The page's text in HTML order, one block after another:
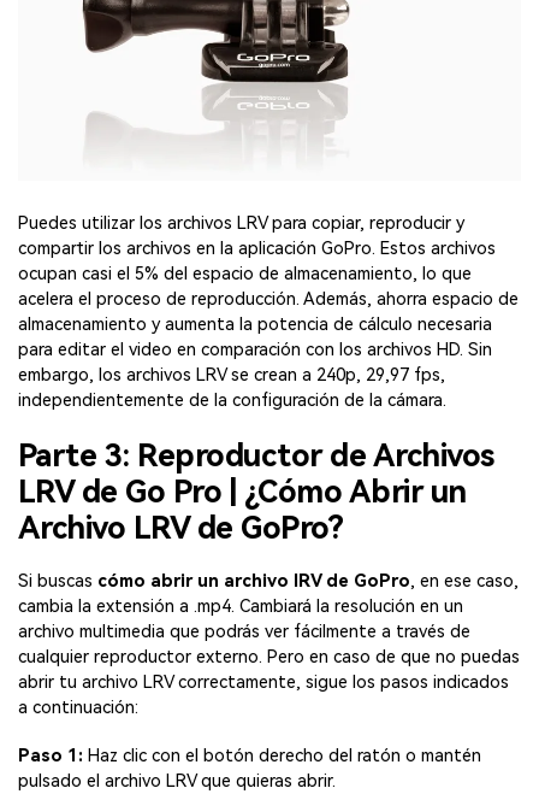
Puedes utilizar los archivos LRV para copiar, reproducir y
compartir los archivos en la aplicación GoPro. Estos archivos
ocupan casi el 5% del espacio de almacenamiento, lo que
acelera el proceso de reproducción. Además, ahorra espacio de
almacenamiento y aumenta la potencia de cálculo necesaria
para editar el video en comparación con los archivos HD. Sin
embargo, los archivos LRV se crean a 240p, 29,97 fps,
independientemente de la configuración de la cámara.
Parte 3: Reproductor de Archivos
LRV de Go Pro | ¿Cómo Abrir un
Archivo LRV de GoPro?
Si buscas cómo abrir un archivo lRV de GoPro, en ese caso,
cambia la extensión a .mp4. Cambiará la resolución en un
archivo multimedia que podrás ver fácilmente a través de
cualquier reproductor externo. Pero en caso de que no puedas
abrir tu archivo LRV correctamente, sigue los pasos indicados
a continuación:
Paso 1: Haz clic con el botón derecho del ratón o mantén
pulsado el archivo LRV que quieras abrir.